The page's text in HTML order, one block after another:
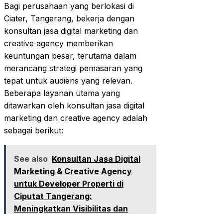
Bagi perusahaan yang berlokasi di
Ciater, Tangerang, bekerja dengan
konsultan jasa digital marketing dan
creative agency memberikan
keuntungan besar, terutama dalam
merancang strategi pemasaran yang
tepat untuk audiens yang relevan.
Beberapa layanan utama yang
ditawarkan oleh konsultan jasa digital
marketing dan creative agency adalah
sebagai berikut:
See also Konsultan Jasa Digital
Marketing & Creative Agency
untuk Developer Properti di
Ciputat Tangerang:
Meningkatkan Visibilitas dan